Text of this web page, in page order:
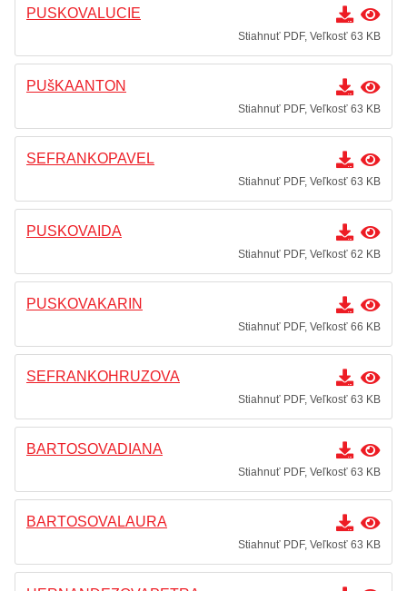
PUSKOVALUCIE
Stiahnuť PDF, Veľkosť 63 KB
PUšKAANTON
Stiahnuť PDF, Veľkosť 63 KB
SEFRANKOPAVEL
Stiahnuť PDF, Veľkosť 63 KB
PUSKOVAIDA
Stiahnuť PDF, Veľkosť 62 KB
PUSKOVAKARIN
Stiahnuť PDF, Veľkosť 66 KB
SEFRANKOHRUZOVA
Stiahnuť PDF, Veľkosť 63 KB
BARTOSOVADIANA
Stiahnuť PDF, Veľkosť 63 KB
BARTOSOVALAURA
Stiahnuť PDF, Veľkosť 63 KB